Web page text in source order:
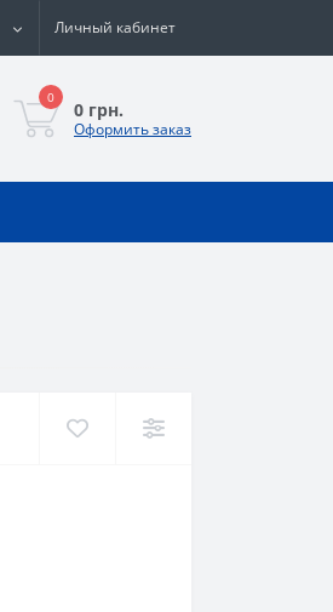
Личный кабинет
0
0 грн.
Оформить заказ